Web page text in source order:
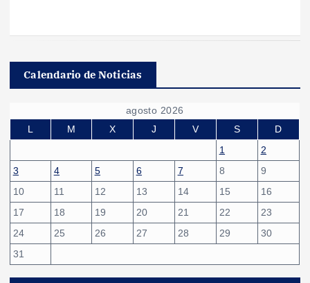
Calendario de Noticias
agosto 2026
L
M X J V S
D
1
2
3
4 5 6 7 8
9
10
11 12 13 14 15
16
17
18 19 20 21 22
23
24
25 26 27 28 29
30
31